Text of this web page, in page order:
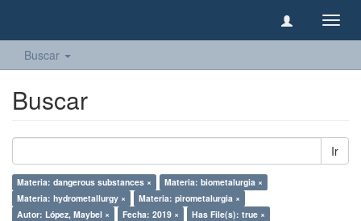
Buscar
Buscar
Ir
Materia: dangerous substances ×
Materia: biometalurgia ×
Materia: hydrometallurgy ×
Materia: pirometalurgia ×
Autor: López, Maybel ×
Fecha: 2019 ×
Has File(s): true ×